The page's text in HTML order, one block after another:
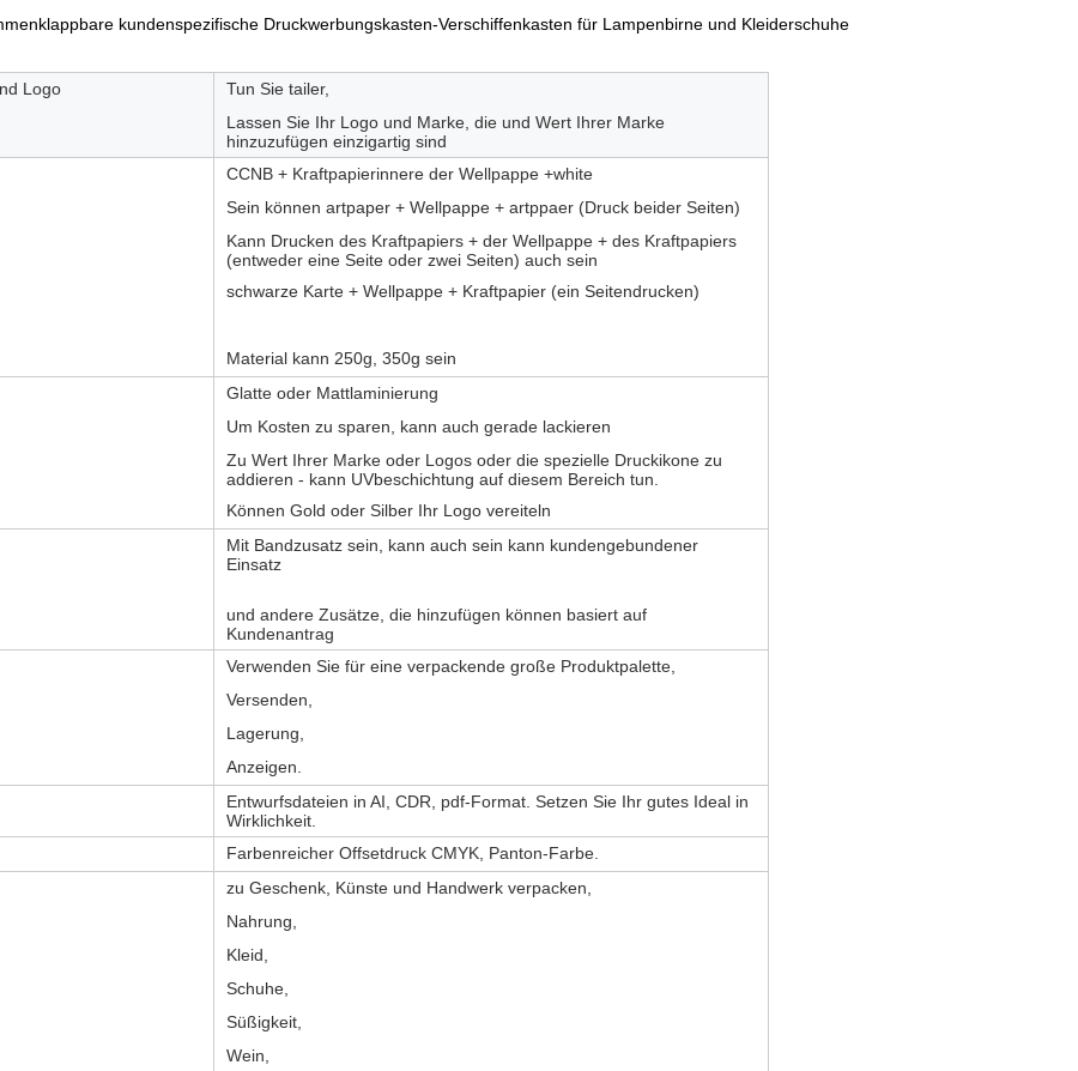
kundenspezifische Druckwerbungskasten-Verschiffenkasten für Lampenbirne und Kleiderschuhe
Logo
Tun Sie tailer,
Lassen Sie Ihr Logo und Marke, die und Wert Ihrer Marke
hinzuzufügen einzigartig sind
CCNB + Kraftpapierinnere der Wellpappe +white
Sein können artpaper + Wellpappe + artppaer (Druck beider Seiten)
Kann Drucken des Kraftpapiers + der Wellpappe + des Kraftpapiers
(entweder eine Seite oder zwei Seiten) auch sein
schwarze Karte + Wellpappe + Kraftpapier (ein Seitendrucken)
Material kann 250g, 350g sein
Glatte oder Mattlaminierung
Um Kosten zu sparen, kann auch gerade lackieren
Zu Wert Ihrer Marke oder Logos oder die spezielle Druckikone zu
addieren - kann UVbeschichtung auf diesem Bereich tun.
Können Gold oder Silber Ihr Logo vereiteln
Mit Bandzusatz sein, kann auch sein kann kundengebundener
Einsatz
und andere Zusätze, die hinzufügen können basiert auf
Kundenantrag
Verwenden Sie für eine verpackende große Produktpalette,
Versenden,
Lagerung,
Anzeigen.
Entwurfsdateien in AI, CDR, pdf-Format. Setzen Sie Ihr gutes Ideal in
Wirklichkeit.
Farbenreicher Offsetdruck CMYK, Panton-Farbe.
zu Geschenk, Künste und Handwerk verpacken,
Nahrung,
Kleid,
Schuhe,
Süßigkeit,
Wein,